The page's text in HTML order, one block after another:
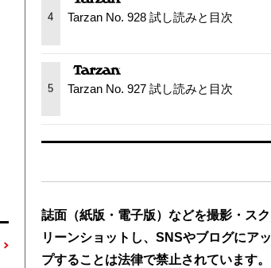
4 Tarzan No. 928 試し読みと目次
5 Tarzan No. 927 試し読みと目次
誌面（紙版・電子版）などを撮影・スク
リーンショットし、SNSやブログにアッ
プすることは法律で禁止されています。